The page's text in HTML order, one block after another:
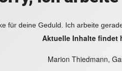
für deine Geduld. Ich arbeite
Aktuelle Inhalte findet
Marion Thiedmann,